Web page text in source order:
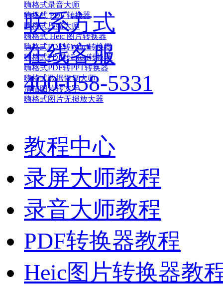
嗨格式录音大师
嗨格式 PDF 转换器
嗨格式压缩大师
嗨格式 Heic 图片转换器
嗨格式PDF转Word转换器
嗨格式PDF转Excel转换器
嗨格式PDF转PPT转换器
嗨格式数据恢复大师
清描图片转文字
嗨格式图片无损放大器
联系方式
在线客服
400-058-5331
教程中心
录屏大师教程
录音大师教程
PDF转换器教程
Heic图片转换器教